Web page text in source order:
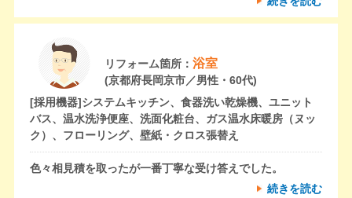
リフォーム箇所： 浴室
(京都府長岡京市／男性・60代)
[採用機器]システムキッチン、食器洗い乾燥機、ユニット
バス、温水洗浄便座、洗面化粧台、ガス温水床暖房（ヌッ
ク）、フローリング、壁紙・クロス張替え
色々相見積を取ったが一番丁寧な受け答えでした。
続きを読む